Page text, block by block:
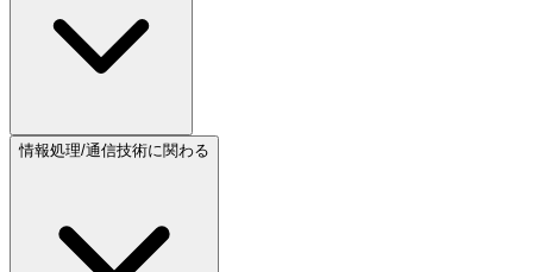
情報処理/通信技術に関わる